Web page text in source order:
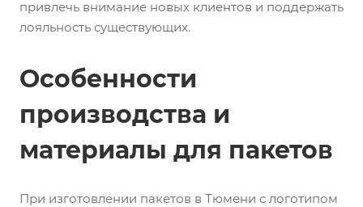
привлечь внимание новых клиентов и поддержать
лояльность существующих.
Особенности
производства и
материалы для пакетов
При изготовлении пакетов в Тюмени с логотипом